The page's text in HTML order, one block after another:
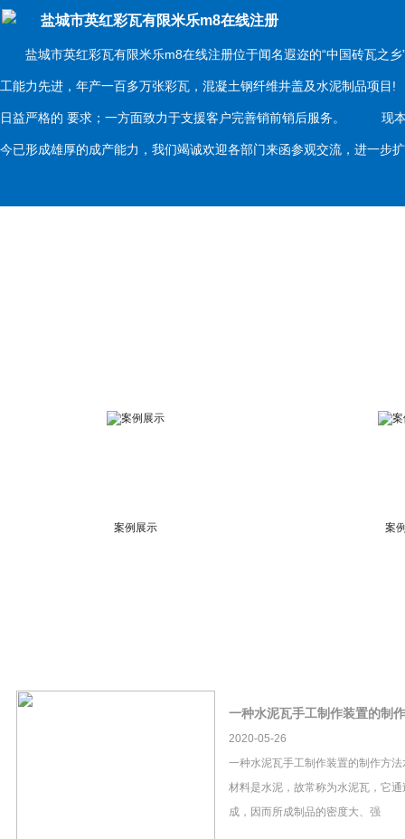
盐城市英红彩瓦有限米乐m8在线注册
盐城市英红彩瓦有限米乐m8在线注册位于闻名遐迩的“中国砖瓦之乡
工能力先进，年产一百多万张彩瓦，混凝土钢纤维井盖及水泥制品项
日益严格的 要求；一方面致力于支援客户完善销前销后服务。 现本
今已形成雄厚的成产能力，我们竭诚欢迎各部门来函参观交流，进一
案例展示 案
一种水泥瓦手工制作装置的制
2020-05-26
一种水泥瓦手工制作装置的制作方
材料是水泥，故常称为水泥瓦，它
成，因而所成制品的密度大、强